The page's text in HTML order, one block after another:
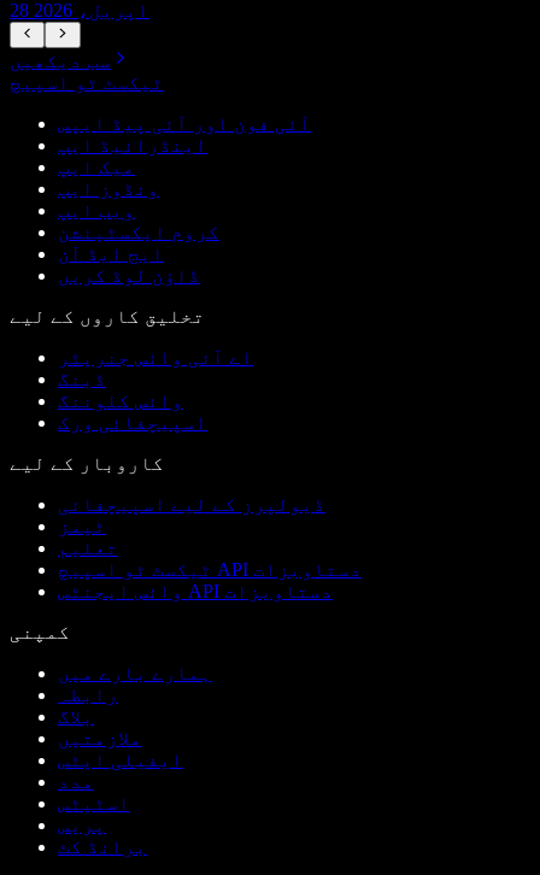
28 اپریل، 2026
سب دیکھیں
ٹیکسٹ ٹو اسپیچ
آئی فون اور آئی پیڈ ایپس
اینڈرائیڈ ایپ
میک ایپ
ونڈوز ایپ
ویب ایپ
کروم ایکسٹینشن
ایج ایڈ آن
ڈاؤن لوڈ کریں
تخلیق کاروں کے لیے
اے آئی وائس جنریٹر
ڈبنگ
وائس کلوننگ
اسپیچفائی ورک
کاروبار کے لیے
ڈیولپرز کے لیے اسپیچفائی
ٹیمز
تعلیم
ٹیکسٹ ٹو اسپیچ API دستاویزات
وائس ایجنٹس API دستاویزات
کمپنی
ہمارے بارے میں
رابطہ
بلاگ
ملازمتیں
ایفیلی ایٹس
مدد
اسٹیٹس
پریس
برانڈ کٹ